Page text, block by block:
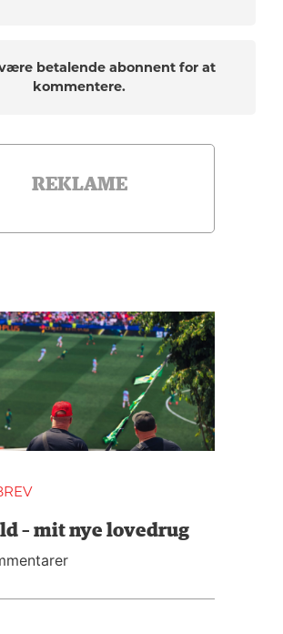
betalende abonnent for at
kommentere.
REKLAME
– mit nye lovedrug